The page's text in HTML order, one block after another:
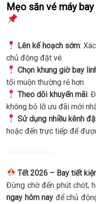
Mẹo săn vé máy
Lên kế hoạch sớm:
chủ động đặt vé.
Chọn khung giờ bay
tối muộn thường rẻ hơn.
Theo dõi khuyến mãi:
không bỏ lỡ ưu đãi mới
Sử dụng nhiều kênh
hoặc đến trực tiếp để
Tết 2026 – Bay tiết
Đừng chờ đến phút chót,
ngay hôm nay để chủ